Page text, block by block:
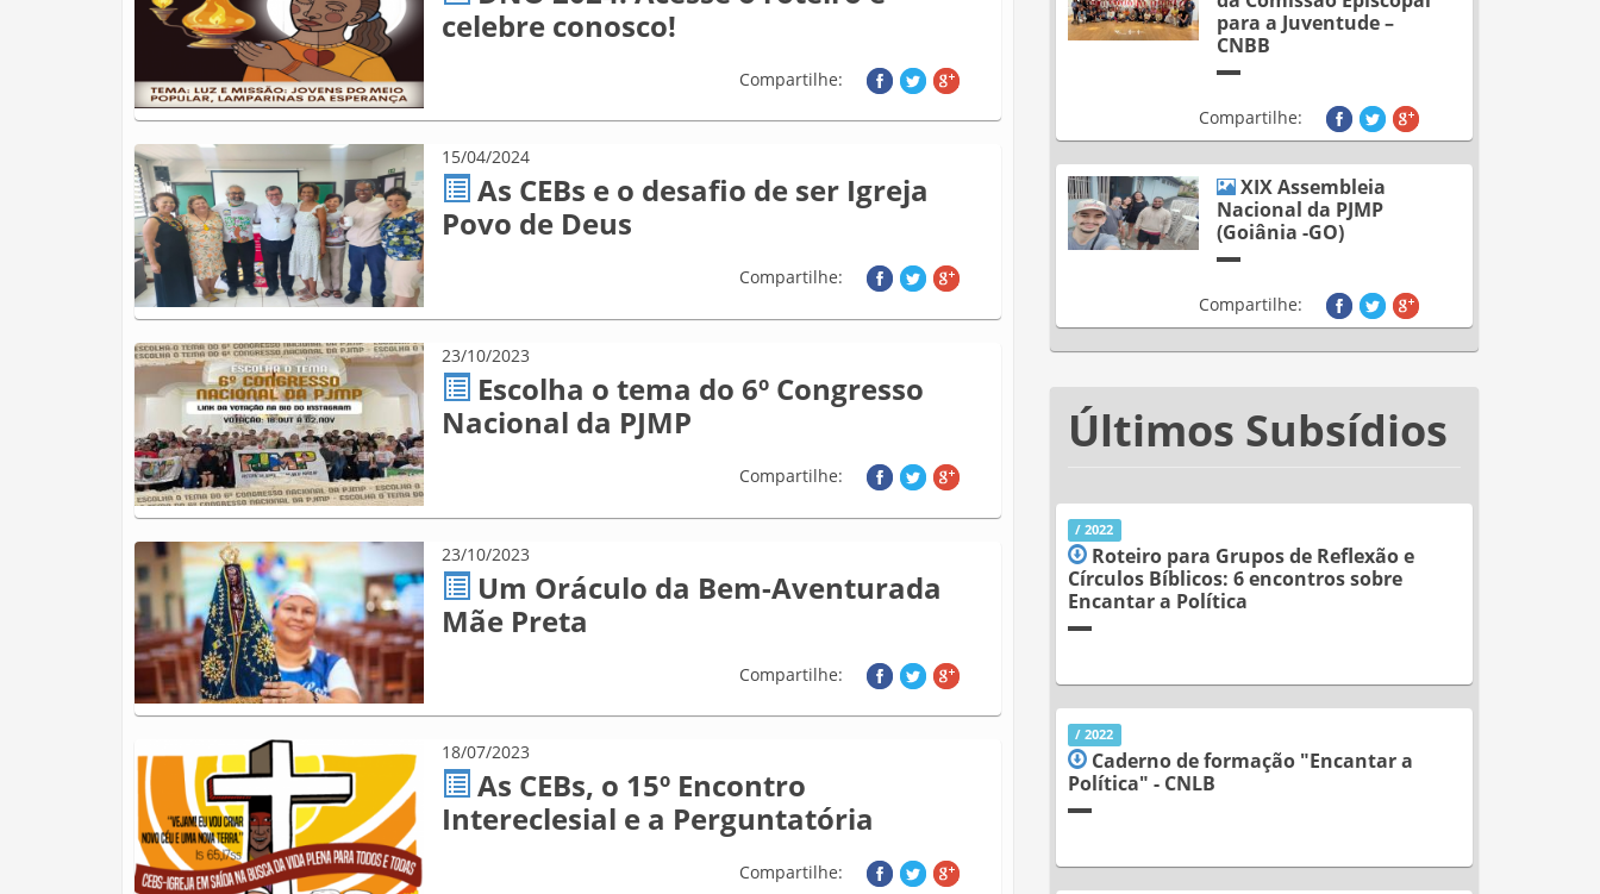
celebre conosco!
Compartilhe:
15/04/2024
As CEBs e o desafio de ser Igreja
Povo de Deus
Compartilhe:
23/10/2023
Escolha o tema do 6º Congresso
Nacional da PJMP
Compartilhe:
23/10/2023
Um Oráculo da Bem-Aventurada
Mãe Preta
Compartilhe:
18/07/2023
As CEBs, o 15º Encontro
Intereclesial e a Perguntatória
Compartilhe:
para a Juventude –
CNBB
Compartilhe:
XIX Assembleia
Nacional da PJMP
(Goiânia -GO)
Compartilhe:
Últimos Subsídios
/ 2022
Roteiro para Grupos de Reflexão e
Círculos Bíblicos: 6 encontros sobre
Encantar a Política
/ 2022
Caderno de formação "Encantar a
Política" - CNLB